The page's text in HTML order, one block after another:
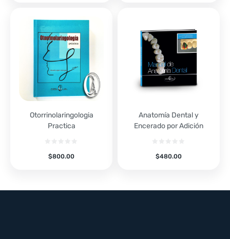
Otorrinolaringologia
Practica
$800.00
Anatomía Dental y
Encerado por Adición
$480.00